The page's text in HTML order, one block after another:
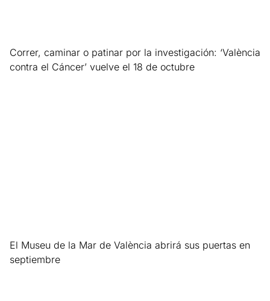
Correr, caminar o patinar por la investigación: ‘València
contra el Cáncer’ vuelve el 18 de octubre
El Museu de la Mar de València abrirá sus puertas en
septiembre